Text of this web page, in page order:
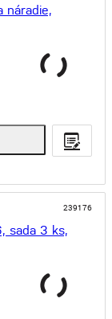
náradie,
239176
sada 3 ks,